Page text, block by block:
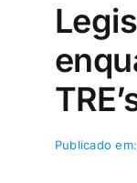
Publicado